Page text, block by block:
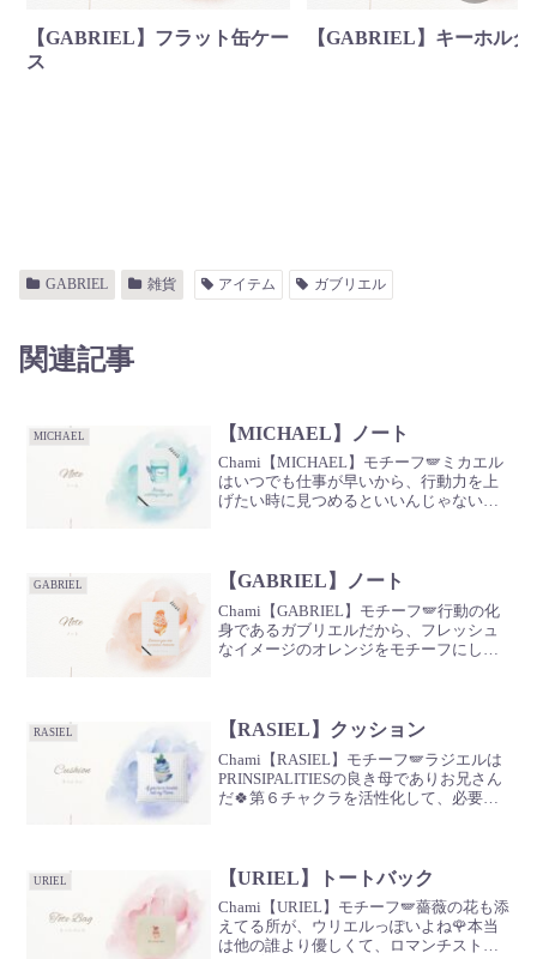
【GABRIEL】フラット缶ケー
ス
【GABRIEL】キーホルダ
GABRIEL 雑貨 アイテム ガブリエル
関連記事
MICHAEL 【MICHAEL】ノート
Chami【MICHAEL】モチーフ🪽ミカエル
はいつでも仕事が早いから、行動力を上
げたい時に見つめるといいんじゃないか
護フィールドの...
GABRIEL 【GABRIEL】ノート
Chami【GABRIEL】モチーフ🪽行動の化
身であるガブリエルだから、フレッシュ
なイメージのオレンジをモチーフにして
いをかけておい...
RASIEL 【RASIEL】クッション
Chami【RASIEL】モチーフ🪽ラジエルは
PRINSIPALITIESの良き母でありお兄さん
だ🍀第６チャクラを活性化して、必要な
URIEL 【URIEL】トートバック
Chami【URIEL】モチーフ🪽薔薇の花も添
えてる所が、ウリエルっぽいよね🌹本当
は他の誰より優しくて、ロマンチストな